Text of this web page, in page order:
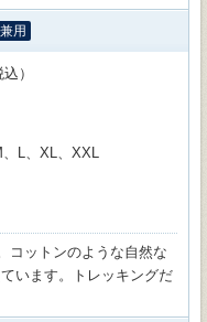
用
）
L、XL、XXL
コットンのような自然な
います。トレッキングだ